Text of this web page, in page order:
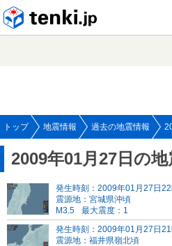
トップ 地震情報 過去の地震情報
2009年01月27日の地
発生時刻：2009年01月27日
震源地：宮城県沖頃
M3.5
最大震度：1
発生時刻：2009年01月27日
震源地：福井県嶺北頃